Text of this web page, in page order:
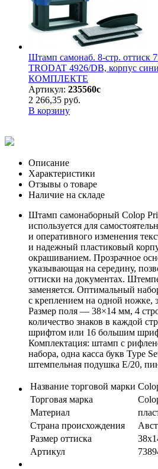
Штамп самонаб. 8-стр. оттиск
TRODAT 4926/DB, корпус
КОМПЛЕКТЕ
Артикул: 235560с
2 266,35 руб.
В корзину
Описание
Характеристики
Отзывы о товаре
Наличие на складе
Штамп самонаборный Colop
используется для
и оперативного изменения
и надежный пластиковый
окрашиванием. Прозрачное
указывающая на середину,
оттиски на документах.
заменяется. Оптимальный
с креплением на одной ножке,
Размер поля — 38×14 мм, 4
количество знаков в каждой
шрифтом или 16 большим
Комплектация: штамп с
набора, одна касса букв Type
штемпельная подушка E/20,
Название торговой марки
Торговая марка
Материал
Страна происхождения
Размер оттиска
Артикул